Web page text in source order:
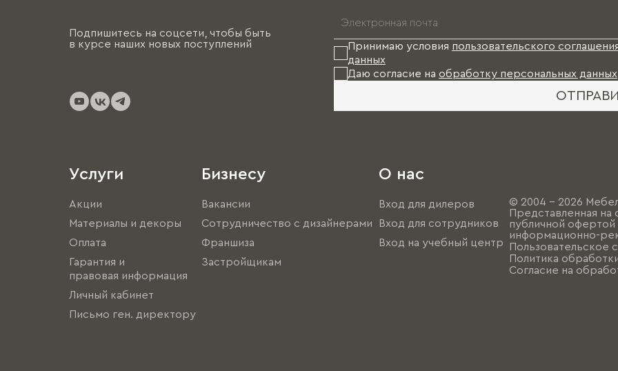
Подпишитесь на соцсети, чтобы быть
в курсе наших новых поступлений
Принимаю условия пользовательского
данных
Даю согласие на обработку персональных данных
Услуги
Акции
Материалы и декоры
Оплата
Гарантия и
правовая информация
Личный кабинет
Письмо ген. директору
Бизнесу
Вакансии
Сотрудничество с дизайнерами
Франшиза
Застройщикам
О нас
Вход для дилеров
Вход для сотрудников
Вход на учебный центр
© 2004 - 2026
Представленная на
публичной офертой
информационно-
Пользовательское
Политика
Согласие на